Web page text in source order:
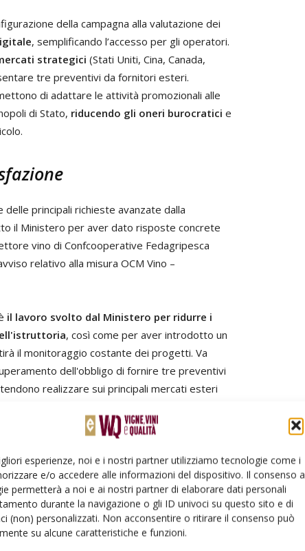
esperienze, noi e i nostri partner utilizziamo tecnologie come i
e/o accedere alle informazioni del dispositivo. Il consenso a
permetterà a noi e ai nostri partner di elaborare dati personali
durante la navigazione o gli ID univoci su questo sito e di
(non) personalizzati. Non acconsentire o ritirare il consenso può
su alcune caratteristiche e funzioni.
della campagna alla valutazione dei
, semplificando l’accesso per gli operatori.
strategici (Stati Uniti, Cina, Canada,
tre preventivi da fornitori esteri.
di adattare le attività promozionali alle
di Stato, riducendo gli oneri burocratici e
delle principali richieste avanzate dalla
il Ministero per aver dato risposte concrete
vino di Confcooperative Fedagripesca
relativo alla misura OCM Vino –
il lavoro svolto dal Ministero per ridurre i
, così come per aver introdotto un
il monitoraggio costante dei progetti. Va
dell'obbligo di fornire tre preventivi
realizzare sui principali mercati esteri
ringrazia il ministro Lollobrigida
il Ministero ha dato prova di aver recepito
a difendere la loro competitività in uno